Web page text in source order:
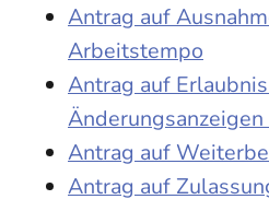
Antrag auf
Arbeitstempo
Antrag auf
Antrag auf
Antrag auf